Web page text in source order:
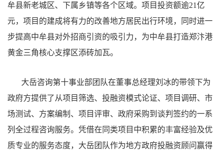
牟县新老城区、下属乡镇等各个区域。项目投资额逾21亿
元，项目的建成将有力的改善地方居民出行环境，同时进一
步提高中牟县对外招商引资的吸引力，为中牟县打造郑汴港
黄金三角核心支撑区添砖加瓦。
大岳咨询第十事业部团队在董事总经理刘冰的带领下为
政府方提供了从项目筛选、投融资模式论证、项目调研、市
场测试、方案编制、项目评审、政府采购到谈判签约的一系
列全过程咨询服务。凭借在同类项目中积累的丰富经验及优
质专业的服务态度，大岳团队作为地方政府投融资顾问赢得